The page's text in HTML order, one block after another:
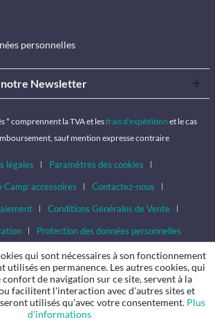
personnelles
notre Newsletter
* comprennent la TVA et lesfrais d'expédition et le cas
sauf mention expresse contraire
légales
Paramètres des cookies
accessoires
Contactez-nous
Conditions Générales de Vente
Protection des données personnelles
qui sont nécessaires à son fonctionnement
utilisés en permanence. Les autres cookies, qui
de navigation sur ce site, servent à la
facilitent l'interaction avec d'autres sites et
utilisés qu'avec votre consentement. Plus
d'informations